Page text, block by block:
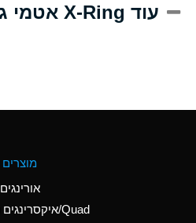
(Aqueous)
Aluminum Nitrate
(Aqueous)
עוד X-Ring אטמי גומי מאותו החומר
מוצרים
אורינגים
Quad/איקסרינגים (X-Rings)